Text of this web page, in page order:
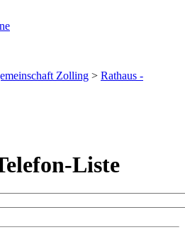
Zolling > Rathaus -
Liste